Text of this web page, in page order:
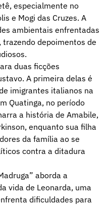
especialmente no
e Mogi das Cruzes. A
ambientais enfrentadas
trazendo depoimentos de
duas ficções
A primeira delas é
imigrantes italianos na
Quatinga, no período
a história de Amabile,
enquanto sua filha
da família ao se
contra a ditadura
aborda a
vida de Leonarda, uma
dificuldades para